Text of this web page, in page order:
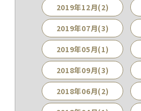
2019年12月(2)
2019年07月(3)
2019年05月(1)
2018年09月(3)
2018年06月(2)